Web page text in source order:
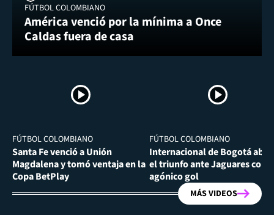
FÚTBOL COLOMBIANO
América venció por la mínima a Once
Caldas fuera de casa
FÚTBOL COLOMBIANO
Santa Fe venció a Unión
Magdalena y tomó ventaja en la
Copa BetPlay
FÚTBOL COLOMBIANO
Internacional de Bogotá
el triunfo ante Jaguares con
agónico gol
MÁS VIDEOS